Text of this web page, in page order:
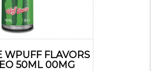
WPUFF FLAVORS
50ML 00MG